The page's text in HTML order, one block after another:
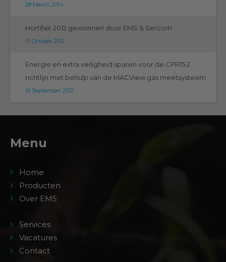
28 March 2014
Hortifair 2012 gewonnen door EMS & Sercom
31 October 2012
Energie en extra veiligheid sparen voor de CPR15.2
richtlijn met behulp van de MACView gas meetsysteem
10 September 2012
Menu
Home
Producten
Over EMS
Services
Vacatures
Contact